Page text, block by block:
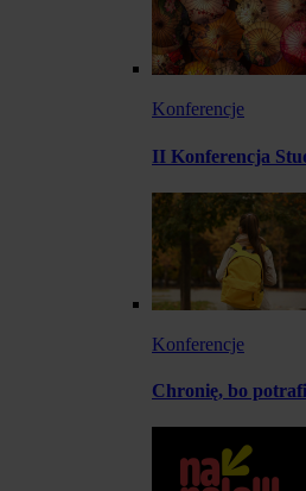
Konferencje
II Konferencja
Konferencje
Chronię, bo